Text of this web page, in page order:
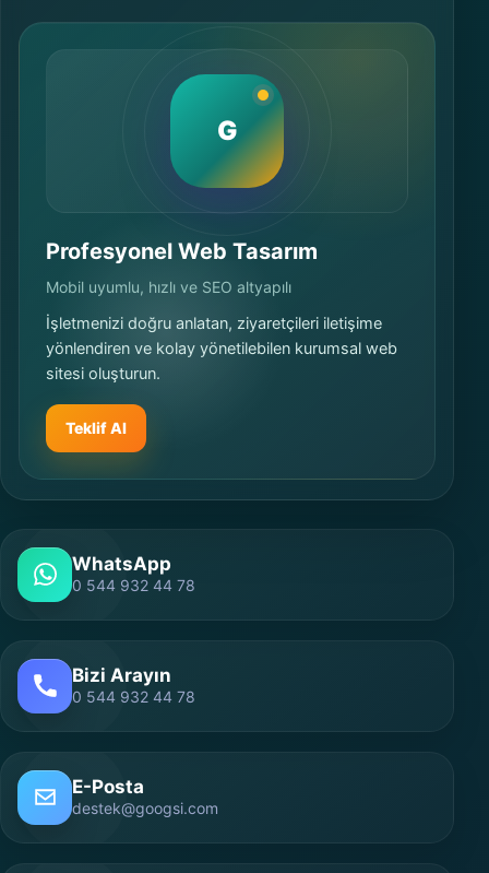
G
Profesyonel Web Tasarım
Mobil uyumlu, hızlı ve SEO altyapılı
İşletmenizi doğru anlatan, ziyaretçileri iletişime
yönlendiren ve kolay yönetilebilen kurumsal web
sitesi oluşturun.
Teklif Al
WhatsApp
0 544 932 44 78
Bizi Arayın
0 544 932 44 78
E-Posta
destek@googsi.com